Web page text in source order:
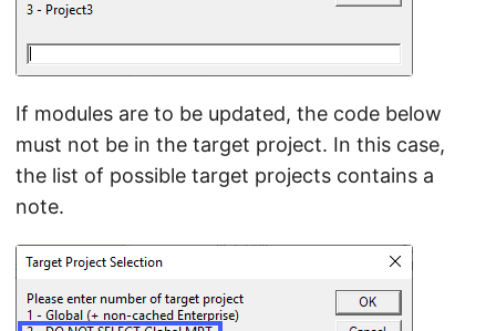
If modules are to be updated, the code below
must not be in the target project. In this case,
the list of possible target projects contains a
note.